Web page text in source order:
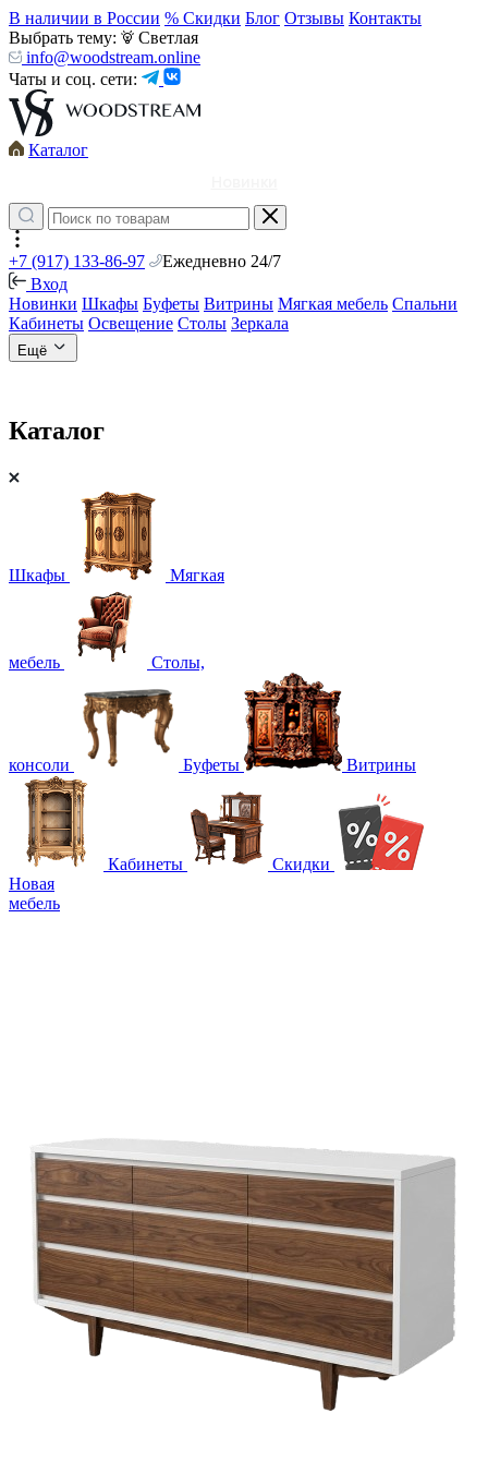
В наличии в России % Скидки Блог Отзывы Контакты
Выбрать тему:
Светлая
info@woodstream.online
Чаты и соц. сети:
Каталог
+7 (917) 133-86-97
Ежедневно 24/7
Вход
Новинки Шкафы Буфеты Витрины Мягкая мебель Спальни
Кабинеты Освещение Столы Зеркала
Ещё
Каталог
Шкафы Мягкая
мебель Столы,
консоли Буфеты Витрины
Кабинеты
Скидки
Новая
мебель